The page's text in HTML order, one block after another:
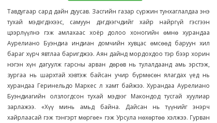
Тавдугаар сард дайн дуусав. Засгийн газар сүржин тунхаглалдаа энэ
тухай мэдэгдэхээс, самуун дэгдээгчдийг хайр найргүй гэсгээн
цээрлүүлнэ гэж амлахаас хоёр долоо хоногийн өмнө хурандаа
Аурелиано Буэндиа индиан домчийн хувцас өмсөөд баруун хил
бараг хүрч явтлаа баригджээ. Аян дайнд мордохдоо тэр бээр хорин
нэгэн хүн дагуулж гарсны арван дөрөв нь тулалдаанд амь эрстэж,
зургаа нь шархтай хэвтэж байсан учир бүрмөсөн ялагдах үед нь
хурандаа Геринельдо Маркес л хамт байжээ. Хурандаа Аурелиано
Буэндиагийн олзлогдсон тухай мэдээг Макондод тусгай хуулиар
зарлажээ. «Хүү минь амьд байна. Дайсан нь түүнийг энэрч
хайрлаасай гэж тэнгэрт мөргөе» гэж Урсула нөхөртөө хэлжээ. Гурван